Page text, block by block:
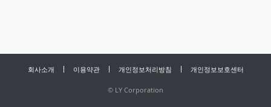
회사소개 이용약관 개인정보처리방침 개인정보보호센터
© LY Corporation